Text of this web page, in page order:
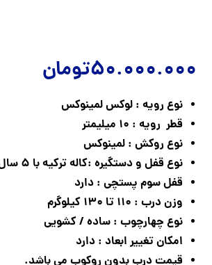
50.000.000تومان
نوع رویه : لوکس لمینوکس
قطر رویه : ۱۰ میلیمتر
نوع روکش : لمینوکس
نوع قفل و دستگیره :کاله ترکیه با ۵ سال ضمانت تعویض
قفل سوم پستچی : دارد
وزن درب : ۱۱۰ تا ۱۳۰ کیلوگرم
نوع چهارچوب : ساده / کشویی
امکان تغییر ابعاد : دارد
قیمت درب بدون روکوب می باشد.